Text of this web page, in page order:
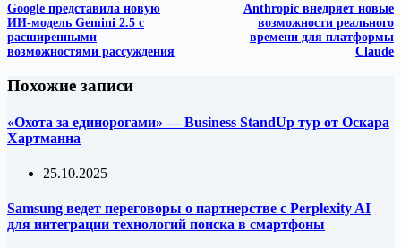
Google представила новую
ИИ-модель Gemini 2.5 с
расширенными
возможностями рассуждения
Anthropic внедряет новые
возможности реального
времени для платформы
Claude
Похожие записи
«Охота за единорогами» — Business StandUp тур от Оскара
Хартманна
25.10.2025
Samsung ведет переговоры о партнерстве с Perplexity AI
для интеграции технологий поиска в смартфоны